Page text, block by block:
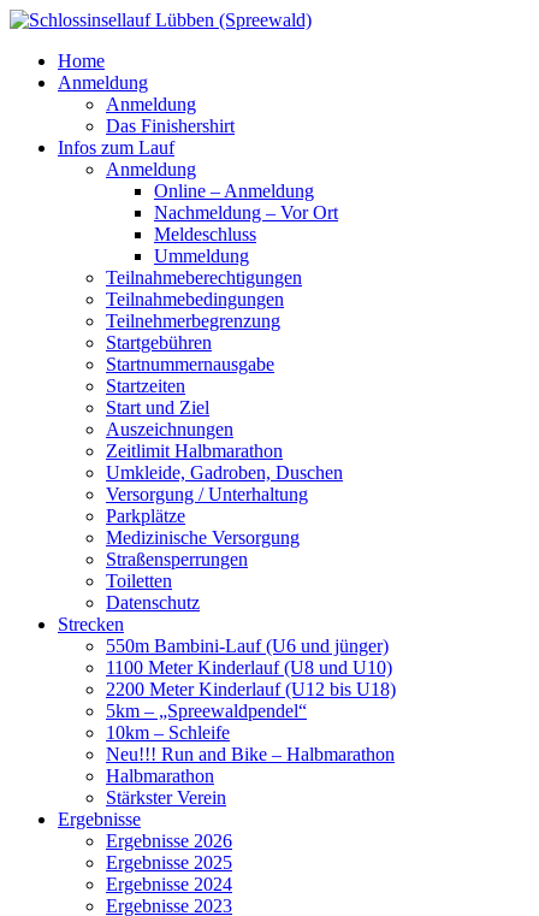
Home
Anmeldung
Anmeldung
Das Finishershirt
Infos zum Lauf
Anmeldung
Online – Anmeldung
Nachmeldung – Vor Ort
Meldeschluss
Ummeldung
Teilnahmeberechtigungen
Teilnahmebedingungen
Teilnehmerbegrenzung
Startgebühren
Startnummernausgabe
Startzeiten
Start und Ziel
Auszeichnungen
Zeitlimit Halbmarathon
Umkleide, Gadroben, Duschen
Versorgung / Unterhaltung
Parkplätze
Medizinische Versorgung
Straßensperrungen
Toiletten
Datenschutz
Strecken
550m Bambini-Lauf (U6 und jünger)
1100 Meter Kinderlauf (U8 und U10)
2200 Meter Kinderlauf (U12 bis U18)
5km – „Spreewaldpendel“
10km – Schleife
Neu!!! Run and Bike – Halbmarathon
Halbmarathon
Stärkster Verein
Ergebnisse
Ergebnisse 2026
Ergebnisse 2025
Ergebnisse 2024
Ergebnisse 2023